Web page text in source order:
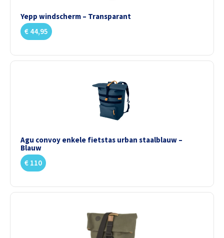
Yepp windscherm – Transparant
€ 44,95
Agu convoy enkele fietstas urban staalblauw –
Blauw
€ 110